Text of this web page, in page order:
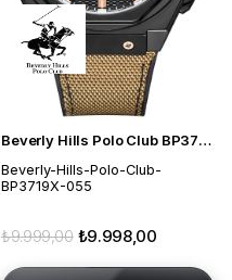
Beverly Hills Polo Club BP3719X.055 Erkek Kol Saati
Beverly-Hills-Polo-Club-
BP3719X-055
₺9.998,00
₺9.999,00